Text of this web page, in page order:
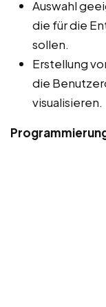
Auswahl
die für die
sollen.
Erstellung
die
visualisieren.